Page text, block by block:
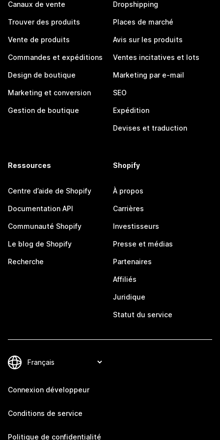
Canaux de vente
Trouver des produits
Vente de produits
Commandes et expéditions
Design de boutique
Marketing et conversion
Gestion de boutique
Dropshipping
Places de marché
Avis sur les produits
Ventes incitatives et lots
Marketing par e-mail
SEO
Expédition
Devises et traduction
Ressources
Centre d’aide de Shopify
Documentation API
Communauté Shopify
Le blog de Shopify
Recherche
Shopify
À propos
Carrières
Investisseurs
Presse et médias
Partenaires
Affiliés
Juridique
Statut du service
Connexion développeur
Conditions de service
Politique de confidentialité